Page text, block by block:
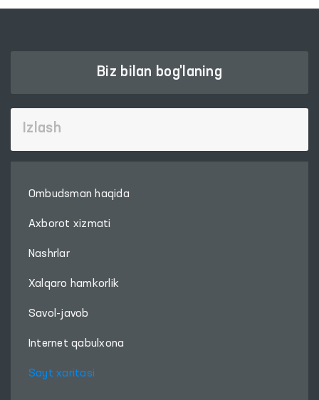
Biz bilan bog'laning
Ombudsman haqida
Axborot xizmati
Nashrlar
Xalqaro hamkorlik
Savol-javob
Internet qabulxona
Sayt xaritasi